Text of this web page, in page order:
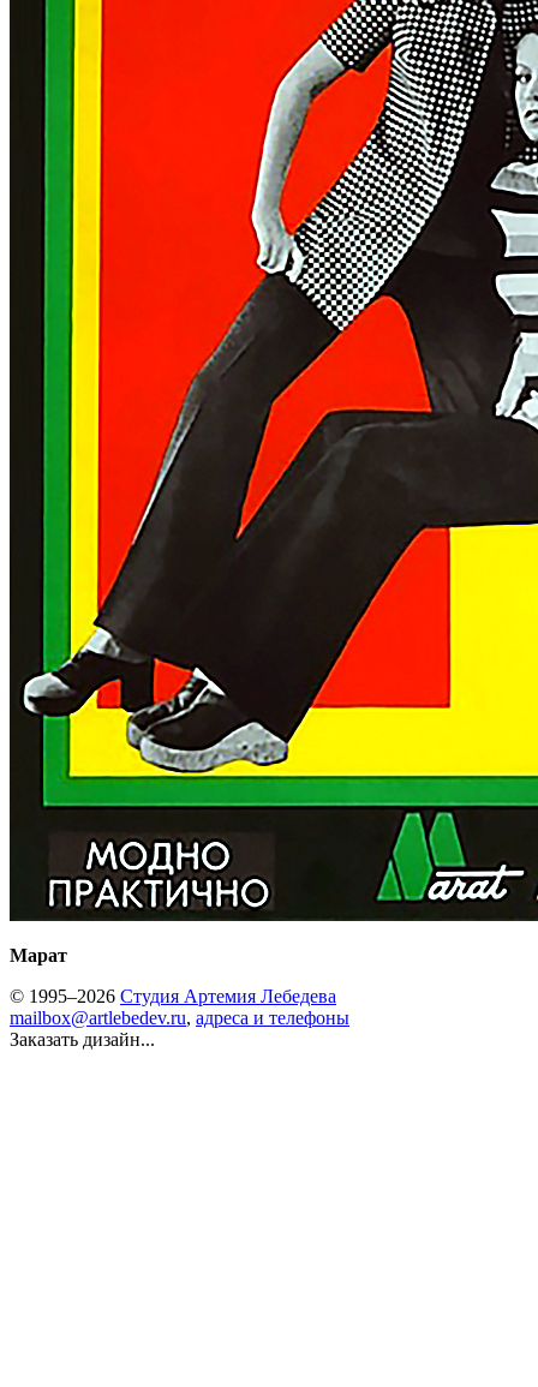
Марат
© 1995–2026 Студия Артемия Лебедева
mailbox@artlebedev.ru, адреса и телефоны
Заказать дизайн...